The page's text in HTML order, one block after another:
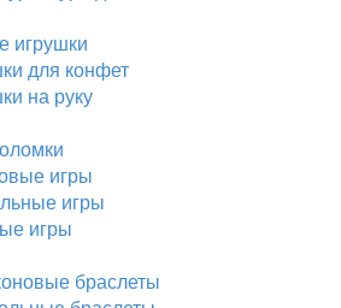
игрушки
для конфет
на руку
игры
игры
игры
браслеты